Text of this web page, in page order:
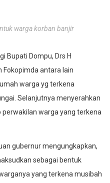
warga korban banjir
Bupati Dompu, Drs H
Fokopimda antara lain
warga yg terkena
Selanjutnya menyerahkan
warga yang terkena
gubernur mengungkapkan,
sebagai bentuk
yang terkena musibah